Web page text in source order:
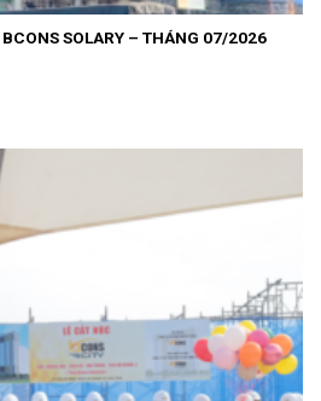
SOLARY – THÁNG 07/2026